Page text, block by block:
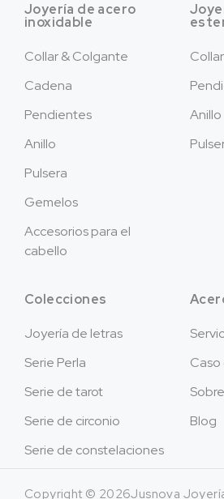
Joyería de acero
inoxidable
Collar & Colgante
Cadena
Pendientes
Anillo
Pulsera
Gemelos
Accesorios para el
cabello
Anillo
Colecciones
Joyería de letras
Serie Perla
Serie de tarot
Serie de circonio
Serie de constelaciones
Blog
Copyright © 2026Jusnova